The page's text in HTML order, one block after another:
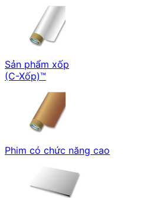
Sản phẩm xốp
(C-Xốp)™
Phim có chức năng cao